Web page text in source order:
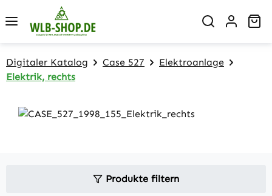
Zum Hauptinhalt springen
Digitaler Katalog Case 527
Elektroanlage
Elektrik, rechts
Produkte filtern